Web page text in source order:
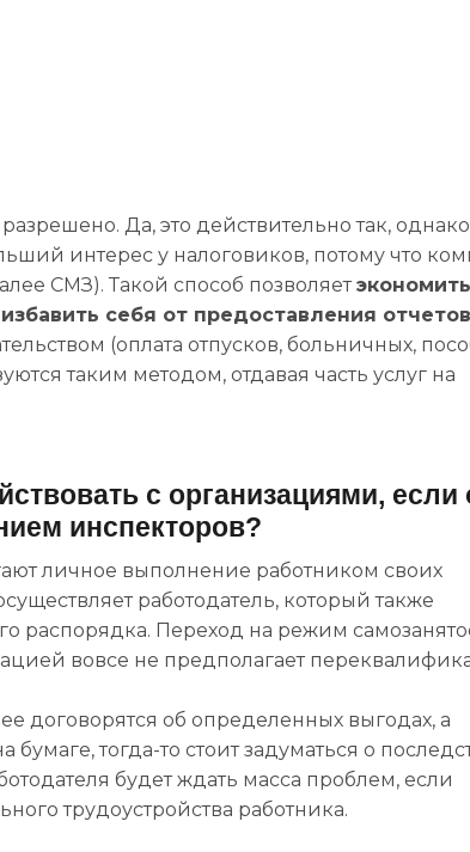
Да, это действительно так,
интерес у налоговиков, потому что
СМЗ). Такой способ позволяет
себя от предоставления
(оплата отпусков, больничных,
таким методом, отдавая часть услуг на
с организациями, если
инспекторов?
личное выполнение работником своих
работодатель, который также
распорядка. Переход на режим
вовсе не предполагает
договорятся об определенных выгодах, а
тогда-то стоит задуматься о
будет ждать масса проблем, если
трудоустройства работника.